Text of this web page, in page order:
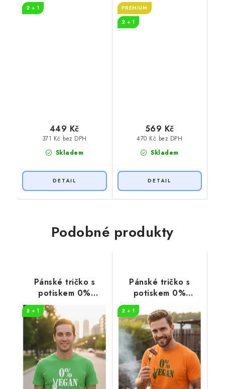
2 + 1
Skladem
371 Kč bez DPH
449 Kč
PREMIUM
2 + 1
Skladem
470 Kč bez DPH
569 Kč
Podobné produkty
Pánské tričko s
potiskem 0%
VEGAN
2 + 1
Pánské tričko s
potiskem 0%
VEGAN zelený
potisk
2 + 1